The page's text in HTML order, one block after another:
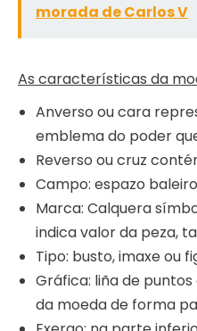
morada de Carlos V
As características da
Anverso ou cara
emblema do poder
Reverso ou cruz
Campo: espazo baleiro
Marca: Calquera
indica valor da peza,
Tipo: busto, imaxe ou
Gráfica: liña de
da moeda de forma